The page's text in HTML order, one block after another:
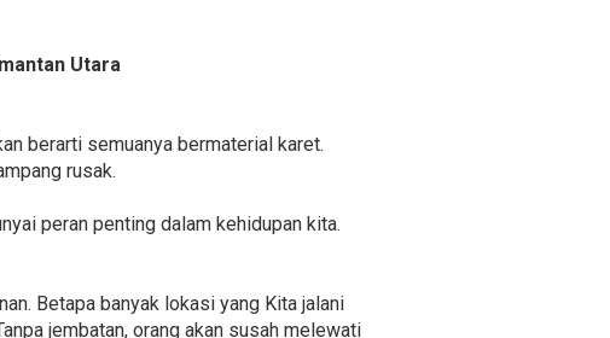
Utara
berarti semuanya bermaterial karet.
rusak.
peran penting dalam kehidupan kita.
Betapa banyak lokasi yang Kita jalani
jembatan, orang akan susah melewati